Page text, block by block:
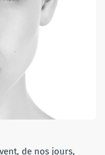
de nos jours,